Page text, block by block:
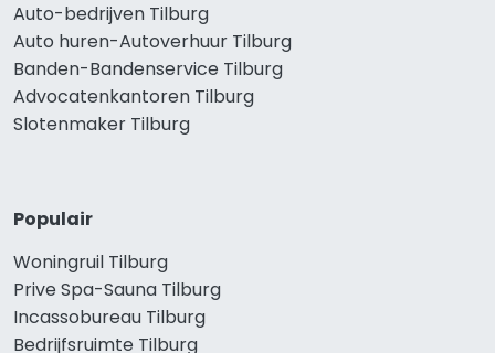
Auto-bedrijven Tilburg
Auto huren-Autoverhuur Tilburg
Banden-Bandenservice Tilburg
Advocatenkantoren Tilburg
Slotenmaker Tilburg
Populair
Woningruil Tilburg
Prive Spa-Sauna Tilburg
Incassobureau Tilburg
Bedrijfsruimte Tilburg